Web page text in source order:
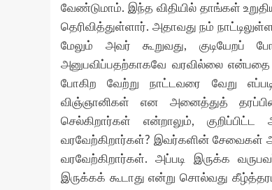
வேண்டுமாம். இந்த விதியில் தாங்கள்
தெரிவித்துள்ளார். அதாவது நம்
மேலும் அவர் கூறுவது, குடியேறப்
அனுபவிப்பதற்காகவே வரவில்லை
போகிற வேற்று நாட்டவரை வேறு
விஞ்ஞானிகள் என அனைத்துத்
செல்கிறார்கள் என்றாலும்,
வரவேற்கிறார்கள்? இவர்களின் சேவைகள்
வரவேற்கிறார்கள். அப்படி இருக்க
இருக்கக் கூடாது என்று சொல்வது